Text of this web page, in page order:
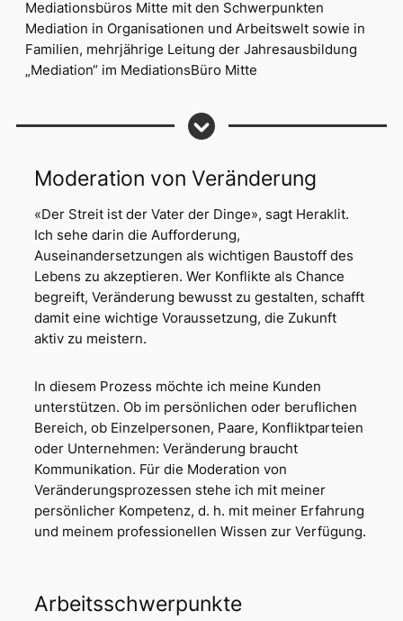
Mediationsbüros Mitte mit den Schwerpunkten
Mediation in Organisationen und Arbeitswelt sowie in
Familien, mehrjährige Leitung der Jahresausbildung
„Mediation“ im MediationsBüro Mitte
Moderation von Veränderung
«Der Streit ist der Vater der Dinge», sagt Heraklit.
Ich sehe darin die Aufforderung,
Auseinandersetzungen als wichtigen Baustoff des
Lebens zu akzeptieren. Wer Konflikte als Chance
begreift, Veränderung bewusst zu gestalten, schafft
damit eine wichtige Voraussetzung, die Zukunft
aktiv zu meistern.
In diesem Prozess möchte ich meine Kunden
unterstützen. Ob im persönlichen oder beruflichen
Bereich, ob Einzelpersonen, Paare, Konfliktparteien
oder Unternehmen: Veränderung braucht
Kommunikation. Für die Moderation von
Veränderungsprozessen stehe ich mit meiner
persönlicher Kompetenz, d. h. mit meiner Erfahrung
und meinem professionellen Wissen zur Verfügung.
Arbeitsschwerpunkte